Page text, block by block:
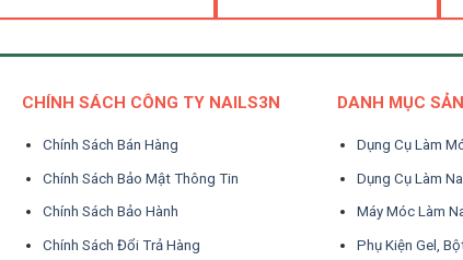
CHÍNH SÁCH CÔNG TY NAILS3N
Chính Sách Bán Hàng
Chính Sách Bảo Mật Thông Tin
Chính Sách Bảo Hành
Chính Sách Đổi Trả Hàng
DANH MỤC
Dụng Cụ Làm
Dụng Cụ Làm
Máy Móc Làm
Phụ Kiện Gel,